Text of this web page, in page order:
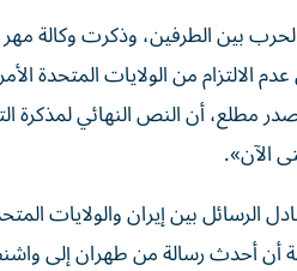
بين الطرفين، وذكرت وكالة مهر
من الولايات المتحدة
مطلع، أن النص النهائي لمذكرة
الآن».
الرسائل بين إيران والولايات
أن أحدث رسالة ‌من ‌طهران إلى